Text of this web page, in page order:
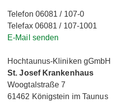
Telefon 06081 / 107-0
Telefax 06081 / 107-1001
E-Mail senden
Hochtaunus-Kliniken gGmbH
St. Josef Krankenhaus
Woogtalstraße 7
61462 Königstein im Taunus